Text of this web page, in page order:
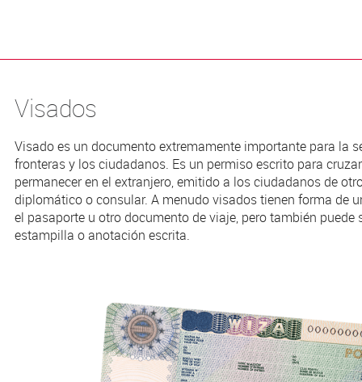
Visados
Visado es un documento extremamente importante para la
fronteras y los ciudadanos. Es un permiso escrito para
permanecer en el extranjero, emitido a los ciudadanos de
diplomático o consular. A menudo visados tienen forma de
el pasaporte u otro documento de viaje, pero también puede
estampilla o anotación escrita.